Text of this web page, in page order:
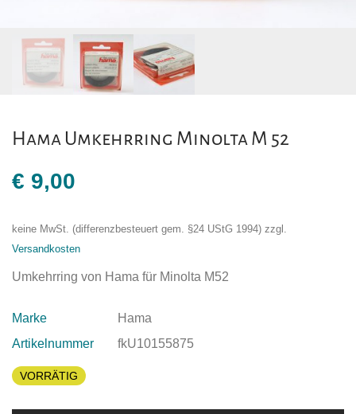
Hama Umkehrring Minolta M 52
€ 9,00
keine MwSt. (differenzbesteuert gem. §24 UStG 1994) zzgl.
Versandkosten
Umkehrring von Hama für Minolta M52
Marke
Hama
Artikelnummer
fkU10155875
VORRÄTIG